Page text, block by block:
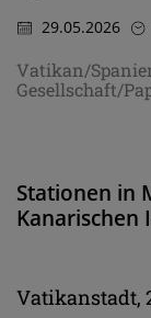
29.05.2026
Vatikan/
Gesellschaft/
Stationen in
Kanarischen
Vatikanstadt,